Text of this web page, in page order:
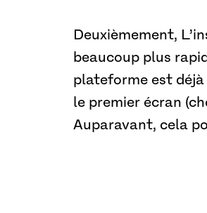
Deuxièmement,
beaucoup plus
plateforme est déjà
le premier écran
Auparavant, cela